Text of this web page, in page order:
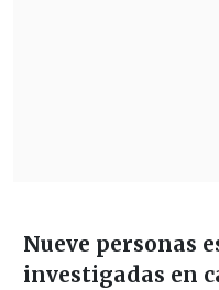
Nueve personas
investigadas en